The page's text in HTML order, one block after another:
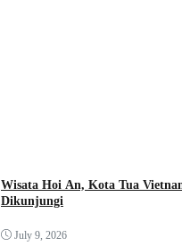
Wisata Hoi An, Kota Tua
Dikunjungi
July 9, 2026